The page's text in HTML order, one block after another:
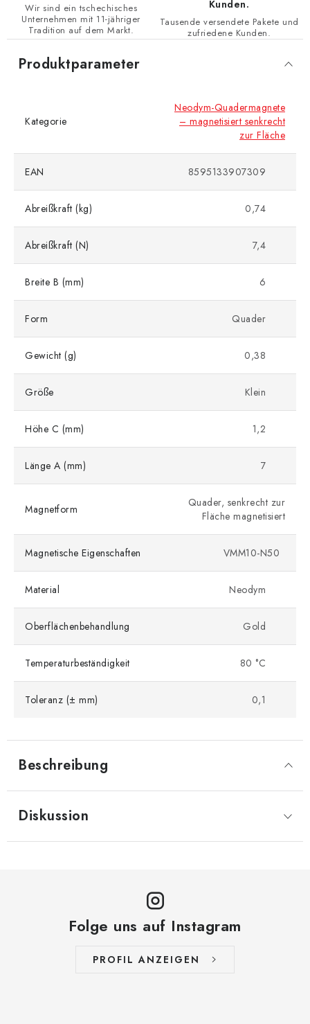
Wir sind ein tschechisches
Unternehmen mit 11-jähriger
Tradition auf dem Markt.
Kunden.
Tausende versendete Pakete und
zufriedene Kunden.
Beschreibung
Produktparameter
Kategorie
Neodym-Quadermagnete
– magnetisiert senkrecht
zur Fläche
EAN 8595133907309
Abreißkraft (kg) 0,74
Abreißkraft (N) 7,4
Breite B (mm) 6
Form Quader
Gewicht (g) 0,38
Größe Klein
Höhe C (mm) 1,2
Länge A (mm) 7
Magnetform
Quader, senkrecht zur
Fläche magnetisiert
Magnetische Eigenschaften VMM10-N50
Material Neodym
Oberflächenbehandlung Gold
Temperaturbeständigkeit 80 °C
Toleranz (± mm) 0,1
Diskussion
Folge uns auf Instagram
PROFIL ANZEIGEN